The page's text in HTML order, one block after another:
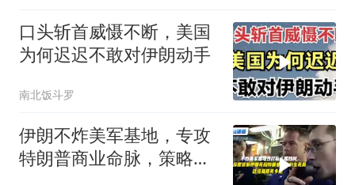
口头斩首威慑不断，美国
为何迟迟不敢对伊朗动手
南北饭斗罗
伊朗不炸美军基地，专攻
特朗普商业命脉，策略高